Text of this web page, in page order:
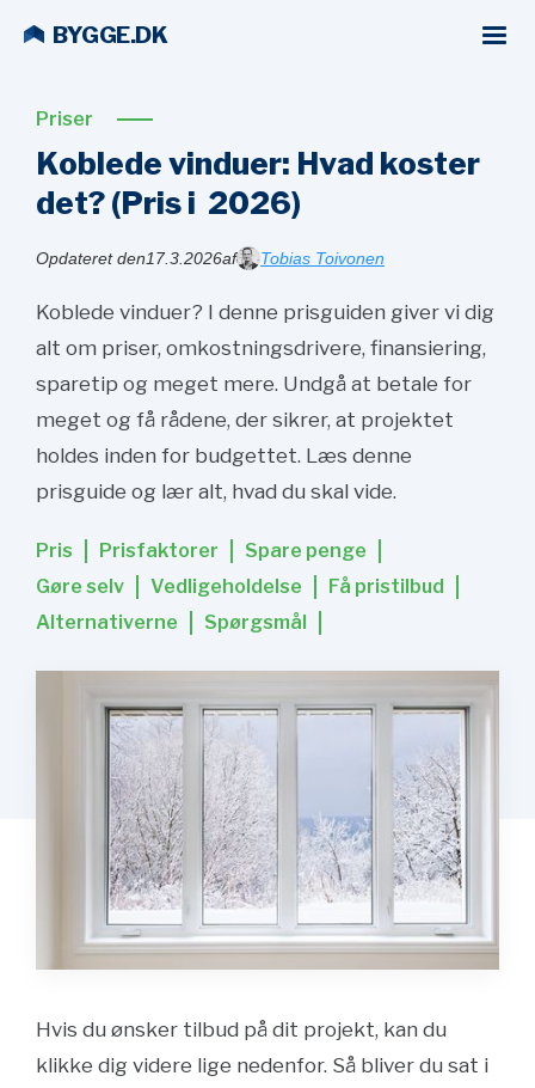
BYGGE.DK
Priser
Koblede vinduer: Hvad koster
det? (Pris i 2026)
Opdateret den17.3.2026af Tobias Toivonen
Koblede vinduer? I denne prisguiden giver vi dig
alt om priser, omkostningsdrivere, finansiering,
sparetip og meget mere. Undgå at betale for
meget og få rådene, der sikrer, at projektet
holdes inden for budgettet. Læs denne
prisguide og lær alt, hvad du skal vide.
Pris Prisfaktorer
Spare penge
Gøre selv
Vedligeholdelse
Få pristilbud
Alternativerne
Spørgsmål
Hvis du ønsker tilbud på dit projekt, kan du
klikke dig videre lige nedenfor. Så bliver du sat i